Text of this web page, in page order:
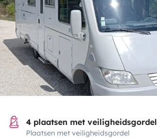
4 plaatsen met veiligheidsgordel
Plaatsen met veiligheidsgordel